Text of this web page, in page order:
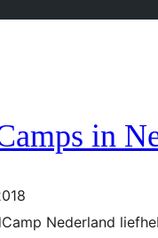
in
Nederland